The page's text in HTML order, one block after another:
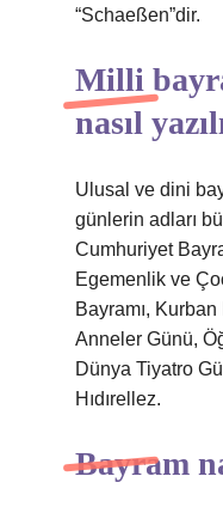
“Schaeßen”dir.
Milli
nasıl
Ulusal ve dini
günlerin adları
Cumhuriyet
Egemenlik ve
Bayramı, Kurban
Anneler Günü,
Dünya Tiyatro
Hıdırellez.
Bayram